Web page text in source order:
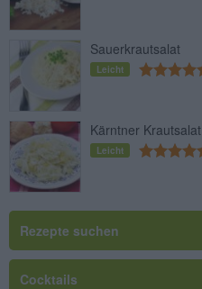
Sauerkrautsalat
Leicht
Kärntner Krautsalat
Leicht
Rezepte suchen
Cocktails